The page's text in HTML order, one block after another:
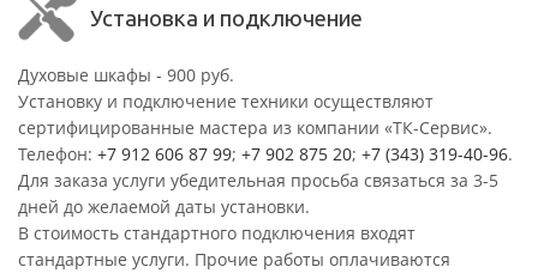
Установка и подключение
Духовые шкафы - 900 руб.
Установку и подключение техники осуществляют
сертифицированные мастера из компании «ТК-Сервис».
Телефон: +7 912 606 87 99; +7 902 875 20; +7 (343) 319-40-96.
Для заказа услуги убедительная просьба связаться за 3-5
дней до желаемой даты установки.
В стоимость стандартного подключения входят
стандартные услуги. Прочие работы оплачиваются